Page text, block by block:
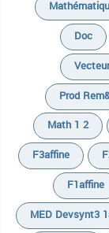
Doc
Prod
Math 1 2
F3affine
F1affine
MED Devsynt3